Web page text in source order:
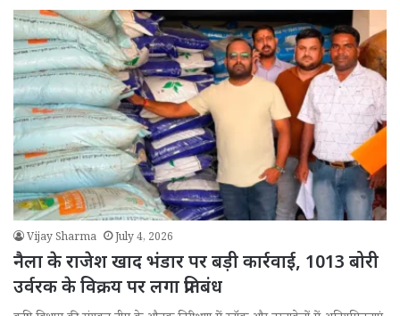
Vijay Sharma July 4, 2026
नैला के राजेश खाद भंडार पर बड़ी कार्रवाई, 1013 बोरी
उर्वरक के विक्रय पर लगा प्रतिबंध